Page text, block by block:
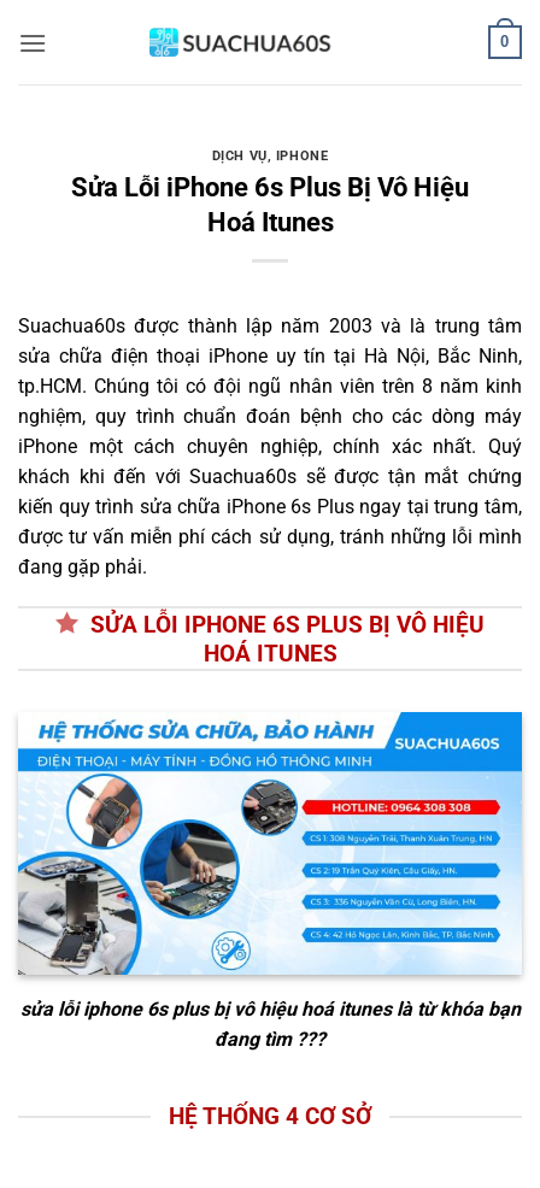
qua
0
DỊCH VỤ, IPHONE
Sửa Lỗi iPhone 6s Plus Bị Vô Hiệu
Hoá Itunes
Suachua60s được thành lập năm 2003 và là trung tâm
sửa chữa điện thoại iPhone uy tín tại Hà Nội, Bắc Ninh,
tp.HCM. Chúng tôi có đội ngũ nhân viên trên 8 năm kinh
nghiệm, quy trình chuẩn đoán bệnh cho các dòng máy
iPhone một cách chuyên nghiệp, chính xác nhất. Quý
khách khi đến với Suachua60s sẽ được tận mắt chứng
kiến quy trình sửa chữa iPhone 6s Plus ngay tại trung tâm,
được tư vấn miễn phí cách sử dụng, tránh những lỗi mình
đang gặp phải.
SỬA LỖI IPHONE 6S PLUS BỊ VÔ HIỆU
HOÁ ITUNES
sửa lỗi iphone 6s plus bị vô hiệu hoá ituneslà từ khóa bạn
đang tìm ???
HỆ THỐNG 4 CƠ SỞ